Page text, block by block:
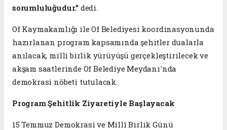
sorumluluğudur." dedi.
Of Kaymakamlığı ile Of Belediyesi koordinasyonunda
hazırlanan program kapsamında şehitler dualarla
anılacak, milli birlik yürüyüşü gerçekleştirilecek ve
akşam saatlerinde Of Belediye Meydanı'nda
demokrasi nöbeti tutulacak.
Program Şehitlik Ziyaretiyle Başlayacak
15 Temmuz Demokrasi ve Millî Birlik Günü